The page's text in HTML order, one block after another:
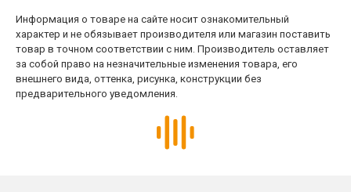
Информация о товаре на сайте носит ознакомительный
характер и не обязывает производителя или магазин поставить
товар в точном соответствии с ним. Производитель оставляет
за собой право на незначительные изменения товара, его
внешнего вида, оттенка, рисунка, конструкции без
предварительного уведомления.